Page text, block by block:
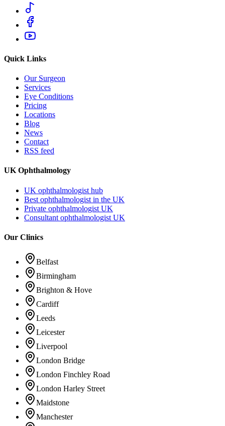
Quick Links
Our Surgeon
Services
Eye Conditions
Pricing
Locations
Blog
News
Contact
RSS feed
UK Ophthalmology
UK ophthalmologist hub
Best ophthalmologist in the UK
Private ophthalmologist UK
Consultant ophthalmologist UK
Our Clinics
Belfast
Birmingham
Brighton & Hove
Cardiff
Leeds
Leicester
Liverpool
London Bridge
London Finchley Road
London Harley Street
Maidstone
Manchester